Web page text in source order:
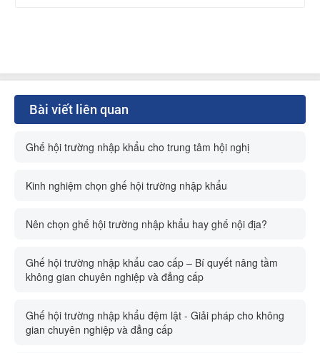
Bài viết liên quan
Ghế hội trường nhập khẩu cho trung tâm hội nghị
Kinh nghiệm chọn ghế hội trường nhập khẩu
Nên chọn ghế hội trường nhập khẩu hay ghế nội địa?
Ghế hội trường nhập khẩu cao cấp – Bí quyết nâng tầm
không gian chuyên nghiệp và đẳng cấp
Ghế hội trường nhập khẩu đệm lật - Giải pháp cho không
gian chuyên nghiệp và đẳng cấp